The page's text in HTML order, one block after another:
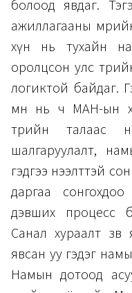
болоод явдаг.
ажиллагааны мөрийн
хүн нь тухайн
оролцсон улс
логиктой байдаг.
өмнө нь ч МАН-ын
төрийн талаас
шалгаруулалт,
гэдгээ нээлттэй
даргаа
дэвших процесс
Санал хураалт
явсан уу гэдэг
Намын дотоод